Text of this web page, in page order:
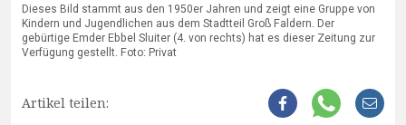
Dieses Bild stammt aus den 1950er Jahren und zeigt eine Gruppe von
Kindern und Jugendlichen aus dem Stadtteil Groß Faldern. Der
gebürtige Emder Ebbel Sluiter (4. von rechts) hat es dieser Zeitung zur
Verfügung gestellt. Foto: Privat
Artikel teilen: